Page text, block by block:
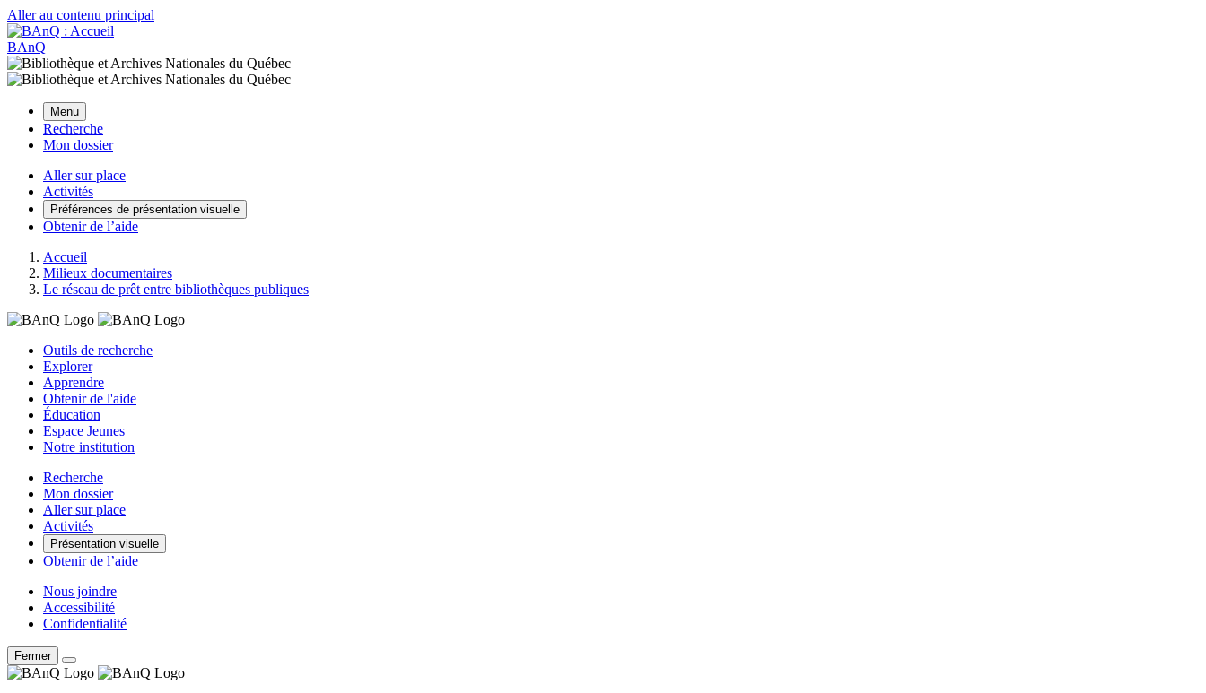
Aller au contenu principal
BAnQ
Menu
Recherche
Mon dossier
Aller sur place
Activités
Préférences de présentation visuelle
Obtenir de l’aide
Accueil
Milieux documentaires
Le réseau de prêt entre bibliothèques publiques
Outils de recherche
Explorer
Apprendre
Obtenir de l'aide
Éducation
Espace Jeunes
Notre institution
Recherche
Mon dossier
Aller sur place
Activités
Présentation visuelle
Obtenir de l’aide
Nous joindre
Accessibilité
Confidentialité
Fermer